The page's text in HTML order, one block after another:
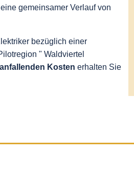
gemeinsamer Verlauf von
bezüglich einer
" Waldviertel
Kosten erhalten Sie